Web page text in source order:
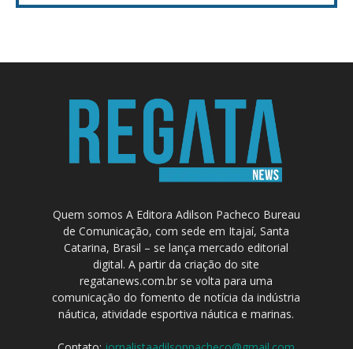
Quem somos A Editora Adilson Pacheco Bureau
de Comunicação, com sede em Itajaí, Santa
Catarina, Brasil – se lança mercado editorial
digital. A partir da criação do site
regatanews.com.br se volta para uma
comunicação do fomento de notícia da indústria
náutica, atividade esportiva náutica e marinas.